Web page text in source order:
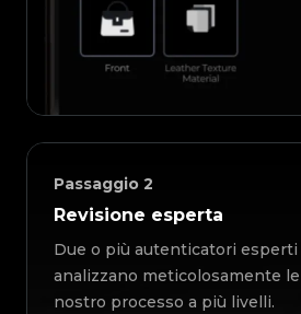
Passaggio 2
Revisione esperta
Due o più autenticatori esperti
analizzano meticolosamente
nostro processo a più livelli.